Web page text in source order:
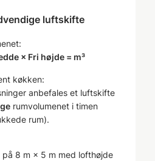
luftskifte
× Fri højde = m³
køkken:
anbefales et luftskifte
rumvolumenet i timen
rum).
på 8 m × 5 m med loft­højde